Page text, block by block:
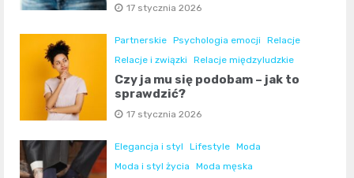
17 stycznia 2026
Partnerskie Psychologia emocji
Relacje
Relacje i związki
Relacje międzyludzkie
Czy ja mu się podobam – jak to
sprawdzić?
17 stycznia 2026
Elegancja i styl Lifestyle Moda
Moda i styl życia
Moda męska